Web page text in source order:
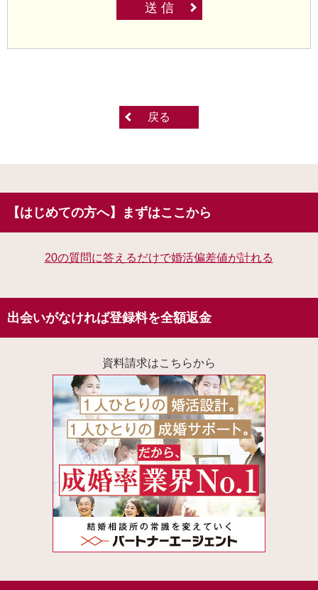
送 信
戻る
【はじめての方へ】まずはここから
20の質問に答えるだけで婚活偏差値が計れる
出会いがなければ登録料を全額返金
資料請求はこちらから